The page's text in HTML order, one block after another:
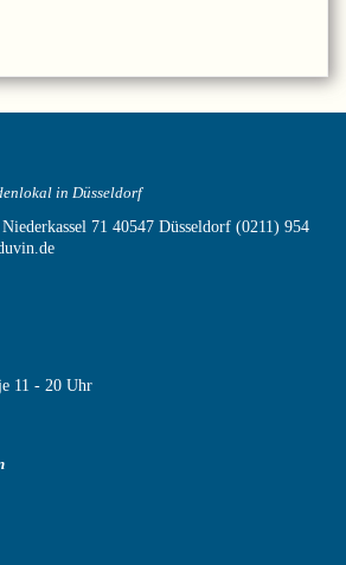
in Düsseldorf
71 40547 Düsseldorf (0211) 954
11 - 20 Uhr